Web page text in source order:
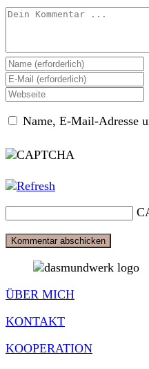
Kommentieren
Gib
deinen
Namen
oder
Benutzernamen
Kommentieren
ein
Gib
deine
E-
Mail-
zum
ein
Gib
Website-
ein
Name, E-Mail-Adresse
ÜBER MICH
KONTAKT
KOOPERATION